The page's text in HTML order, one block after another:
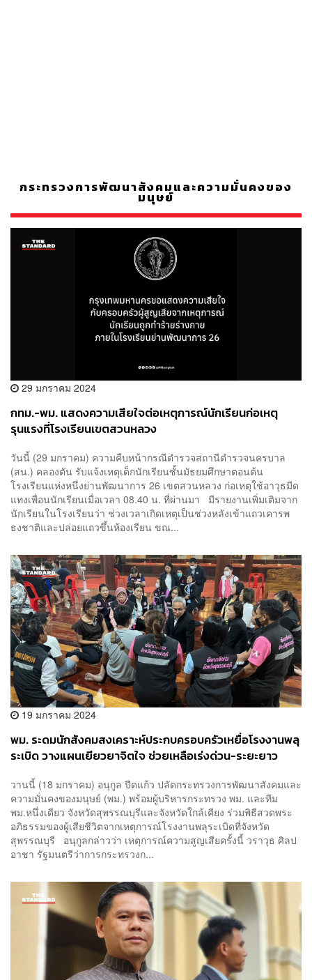
กระทรวงการพัฒนาสังคมและความมั่นคงของ
มนุษย์
29 มกราคม 2024
กทม.-พม. แสดงความเสียใจต่อเหตุการณ์นักเรียนก่อเหตุ
รุนแรงที่โรงเรียนเขตสวนหลวง
วันนี้ (29 มกราคม) ความคืบหน้ากรณีตำรวจสถานีตำรวจนครบาล
(สน.) คลองตัน รับแจ้งเหตุเด็กนักเรียนชั้นมัธยมศึกษาตอนต้น
โรงเรียนแห่งหนึ่งย่านพัฒนาการ 26 เขตสวนหลวง ก่อเหตุใช้อาวุธมีด
แทงเพื่อนนักเรียนเมื่อเวลา 08.40 น. ที่ผ่านมา มีรายงานเพิ่มเติมจาก
นักเรียนในโรงเรียนว่า ช่วงเวลาเกิดเหตุเป็นช่วงหลังเข้าแถวเคารพ
ธงชาติและปล่อยแถวขึ้นห้องเรียน ขณ...
19 มกราคม 2024
พม. ระดมนักสังคมสงเคราะห์ประกบครอบครัวเหยื่อโรงงานพลุ
ระเบิด วางแผนเยียวยาจิตใจ ช่วยเหลือเร่งด่วน-ระยะยาว
วานนี้ (18 มกราคม) อนุกูล ปีดแก้ว ปลัดกระทรวงการพัฒนาสังคมและ
ความมั่นคงของมนุษย์ (พม.) พร้อมผู้บริหารกระทรวง พม. และทีม
พม.หนึ่งเดียว จังหวัดสุพรรณบุรีและจังหวัดใกล้เคียง ร่วมพิธีสวดพระ
อภิธรรมของผู้เสียชีวิตจากเหตุการณ์โรงงานพลุระเบิดที่จังหวัด
สุพรรณบุรี อนุกูลกล่าวว่า เหตุการณ์ความสูญเสียครั้งนี้ วราวุธ ศิลป
อาชา รัฐมนตรีว่าการกระทรวงก...